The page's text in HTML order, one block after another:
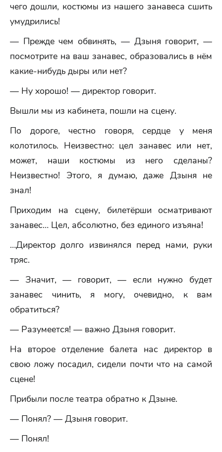
чего дошли, костюмы из нашего занавеса сшить
умудрились!
— Прежде чем обвинять, — Дзыня говорит, —
посмотрите на ваш занавес, образовались в нём
какие-нибудь дыры или нет?
— Ну хорошо! — директор говорит.
Вышли мы из кабинета, пошли на сцену.
По дороге, честно говоря, сердце у меня
колотилось. Неизвестно: цел занавес или нет,
может, наши костюмы из него сделаны?
Неизвестно! Этого, я думаю, даже Дзыня не
знал!
Приходим на сцену, билетёрши осматривают
занавес… Цел, абсолютно, без единого изъяна!
…Директор долго извинялся перед нами, руки
тряс.
— Значит, — говорит, — если нужно будет
занавес чинить, я могу, очевидно, к вам
обратиться?
— Разумеется! — важно Дзыня говорит.
На второе отделение балета нас директор в
свою ложу посадил, сидели почти что на самой
сцене!
Прибыли после театра обратно к Дзыне.
— Понял? — Дзыня говорит.
— Понял!